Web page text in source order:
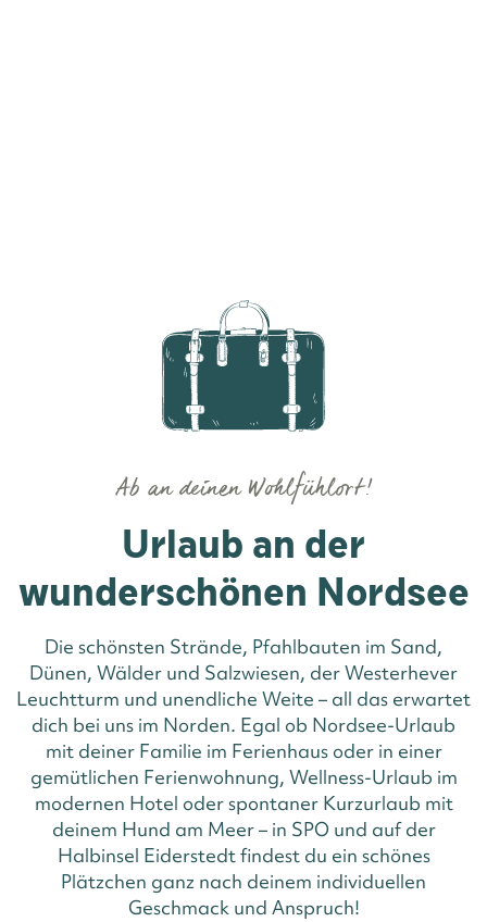
Urlaub an der
wunderschönen Nordsee
Ab an deinen Wohlfühlort!
Die schönsten Strände, Pfahlbauten im Sand,
Dünen, Wälder und Salzwiesen, der Westerhever
Leuchtturm und unendliche Weite – all das erwartet
dich bei uns im Norden. Egal ob Nordsee-Urlaub
mit deiner Familie im Ferienhaus oder in einer
gemütlichen Ferienwohnung, Wellness-Urlaub im
modernen Hotel oder spontaner Kurzurlaub mit
deinem Hund am Meer – in SPO und auf der
Halbinsel Eiderstedt findest du ein schönes
Plätzchen ganz nach deinem individuellen
Geschmack und Anspruch!